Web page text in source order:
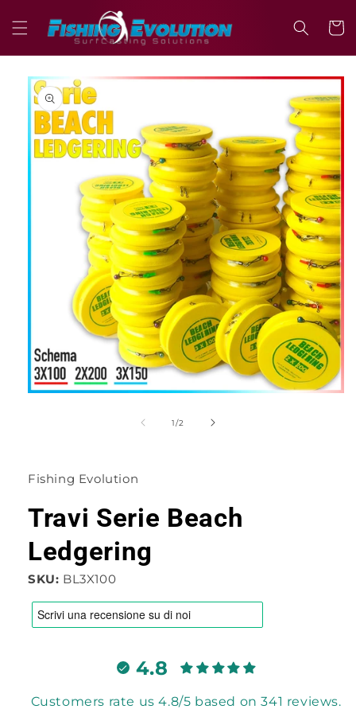
direttamente
ai contenuti
Passa alle
informazioni
sul prodotto
1/su
2
Fishing Evolution
Travi Serie Beach
Ledgering
SKU: BL3X100
4.8
Customers rate us 4.8/5 based on 341 reviews.